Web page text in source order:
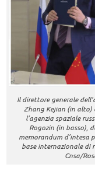
Il direttore generale
Zhang Kejian (in alto)
l’agenzia spaziale
Rogozin (in basso),
memorandum d’intesa
base internazionale di
Cnsa/